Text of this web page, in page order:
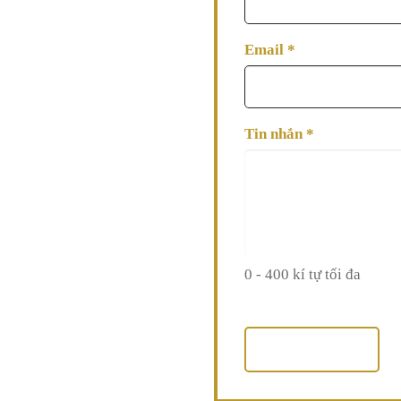
Email *
Tin nhắn*
0 - 400 kí tự tối đa